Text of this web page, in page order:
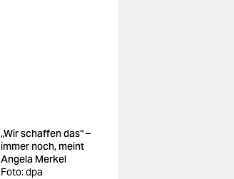
„Wir schaffen das“ –
immer noch, meint
Angela Merkel
Foto: dpa